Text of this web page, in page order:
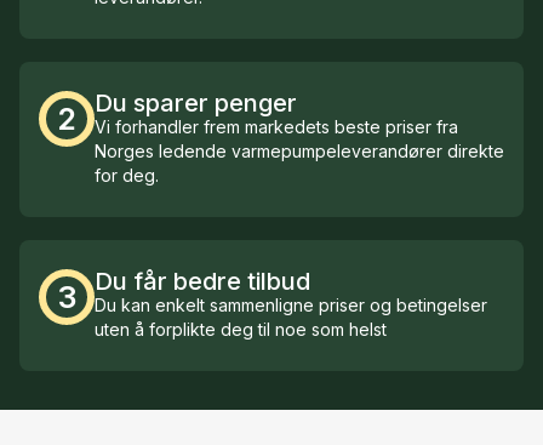
2 Du sparer penger
Vi forhandler frem markedets beste priser fra
Norges ledende varmepumpeleverandører direkte
for deg.
3 Du får bedre tilbud
Du kan enkelt sammenligne priser og betingelser
uten å forplikte deg til noe som helst